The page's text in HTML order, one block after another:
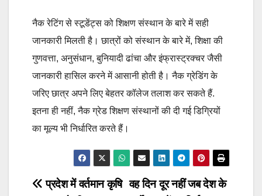
नैक रेटिंग से स्टूडेंट्स को शिक्षण संस्थान के बारे में सही
जानकारी मिलती है। छात्रों को संस्थान के बारे में, शिक्षा की
गुणवत्ता, अनुसंधान, बुनियादी ढांचा और इंफ्रास्ट्रक्चर जैसी
जानकारी हासिल करने में आसानी होती है। नैक ग्रेडिंग के
जरिए छात्र अपने लिए बेहतर कॉलेज तलाश कर सकते हैं.
इतना ही नहीं, नैक ग्रेड शिक्षण संस्थानों की दी गई डिग्रियों
का मूल्य भी निर्धारित करते हैं।
Post
वह दिन दूर नहीं जब देश के
प्रदेश में वर्तमान कृषि